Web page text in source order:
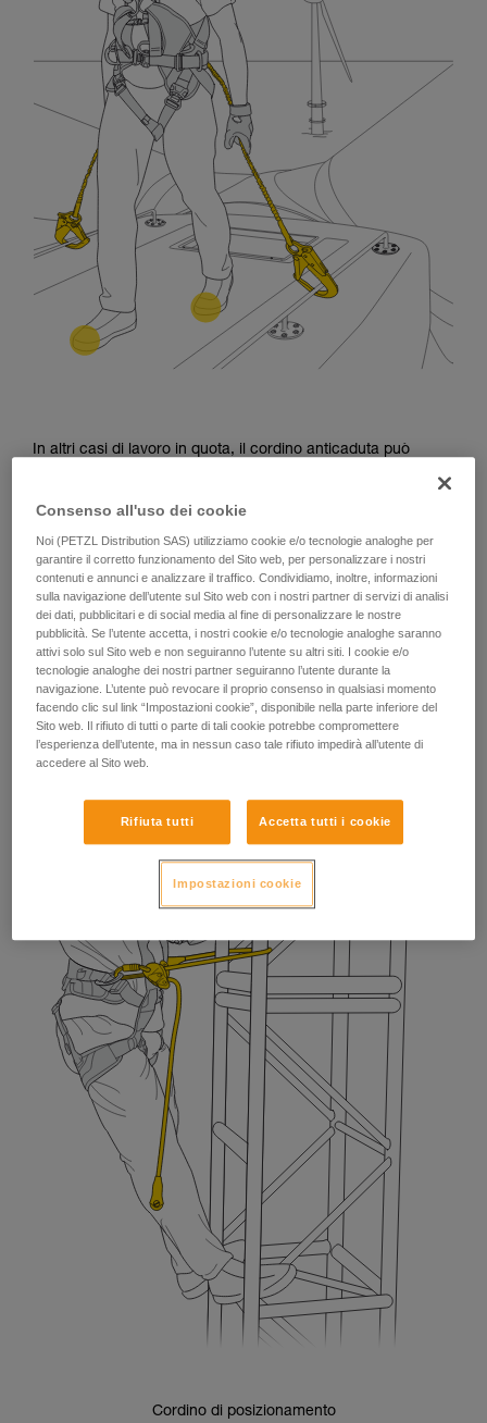
In altri casi di lavoro in quota, il cordino anticaduta può
L’utilizzatore è tenuto in una posizione stabile e confortevole
dal cordino di posizionamento. Il cordino anticaduta gli
garantisce quindi un mezzo per arrestare un’eventuale
caduta durante l’utilizzo del suo cordino di posizionamento.
Cordino di posizionamento
Consenso all'uso dei cookie
Noi (PETZL Distribution SAS) utilizziamo cookie e/o tecnologie analoghe per
garantire il corretto funzionamento del Sito web, per personalizzare i nostri
contenuti e annunci e analizzare il traffico. Condividiamo, inoltre, informazioni
sulla navigazione dell’utente sul Sito web con i nostri partner di servizi di analisi
dei dati, pubblicitari e di social media al fine di personalizzare le nostre
pubblicità. Se l’utente accetta, i nostri cookie e/o tecnologie analoghe saranno
attivi solo sul Sito web e non seguiranno l’utente su altri siti. I cookie e/o
tecnologie analoghe dei nostri partner seguiranno l’utente durante la
navigazione. L’utente può revocare il proprio consenso in qualsiasi momento
facendo clic sul link “Impostazioni cookie”, disponibile nella parte inferiore del
Sito web. Il rifiuto di tutti o parte di tali cookie potrebbe compromettere
l’esperienza dell’utente, ma in nessun caso tale rifiuto impedirà all’utente di
accedere al Sito web.
Rifiuta tutti Accetta tutti i cookie
Impostazioni cookie